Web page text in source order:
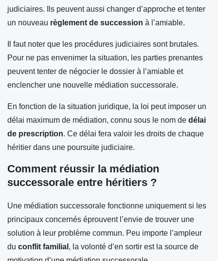
judiciaires. Ils peuvent aussi changer d’approche et tenter
un nouveau règlement de succession à l’amiable.
Il faut noter que les procédures judiciaires sont brutales.
Pour ne pas envenimer la situation, les parties prenantes
peuvent tenter de négocier le dossier à l’amiable et
enclencher une nouvelle médiation successorale.
En fonction de la situation juridique, la loi peut imposer un
délai maximum de médiation, connu sous le nom de délai
de prescription. Ce délai fera valoir les droits de chaque
héritier dans une poursuite judiciaire.
Comment réussir la médiation
successorale entre héritiers ?
Une médiation successorale fonctionne uniquement si les
principaux concernés éprouvent l’envie de trouver une
solution à leur problème commun. Peu importe l’ampleur
du conflit familial , la volonté d’en sortir est la source de